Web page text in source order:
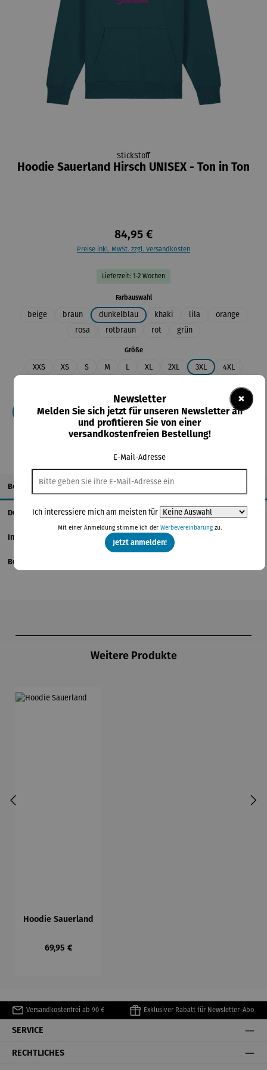
StickStoff
Hoodie Sauerland Hirsch UNISEX - Ton in Ton
84,95 €
Preise inkl. MwSt. zzgl. Versandkosten
Lieferzeit: 1-2 Wochen
Farbauswahlauswählen
beige braun dunkelblau khaki lila
orange
rosa
rotbraun rot grün
Größeauswählen
XXS XS S M L XL 2XL 3XL
4XL
In den Warenkorb
Beschreibung
Details
Informationen zum Hersteller
Bewertungen
Weitere Produkte
Hoodie Sauerland
Regulärer Preis:
69,95 €
Versandkostenfrei ab 90 € Exklusiver Rabatt für Newsletter-Abo
SERVICE
RECHTLICHES
×
Newsletter
Melden Sie sich jetzt für unseren Newsletter an
und profitieren Sie von einer
versandkostenfreien Bestellung!
E-Mail-Adresse
Ich interessiere mich am meisten für
Mit einer Anmeldung stimme ich der Werbevereinbarungzu.
Jetzt anmelden!